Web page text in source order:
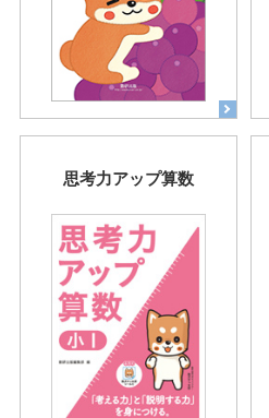
思考力アップ算数